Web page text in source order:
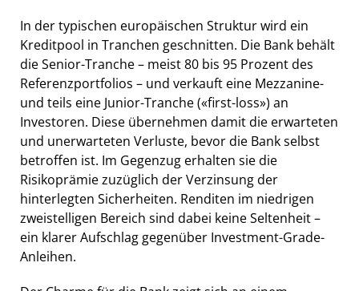
In der typischen europäischen Struktur wird ein
Kreditpool in Tranchen geschnitten. Die Bank behält
die Senior-Tranche – meist 80 bis 95 Prozent des
Referenzportfolios – und verkauft eine Mezzanine-
und teils eine Junior-Tranche («first-loss») an
Investoren. Diese übernehmen damit die erwarteten
und unerwarteten Verluste, bevor die Bank selbst
betroffen ist. Im Gegenzug erhalten sie die
Risikoprämie zuzüglich der Verzinsung der
hinterlegten Sicherheiten. Renditen im niedrigen
zweistelligen Bereich sind dabei keine Seltenheit –
ein klarer Aufschlag gegenüber Investment-Grade-
Anleihen.